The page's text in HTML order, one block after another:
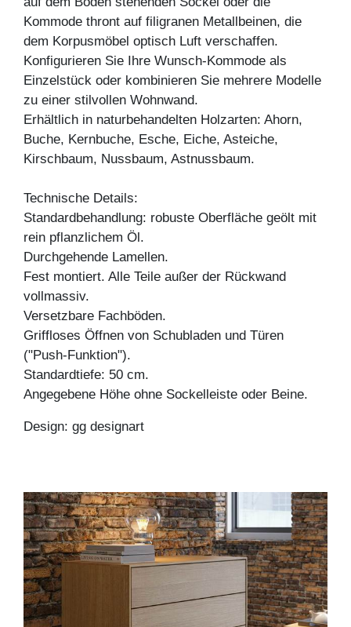
Kommode thront auf filigranen Metallbeinen, die
dem Korpusmöbel optisch Luft verschaffen.
Konfigurieren Sie Ihre Wunsch-Kommode als
Einzelstück oder kombinieren Sie mehrere Modelle
zu einer stilvollen Wohnwand.
Erhältlich in naturbehandelten Holzarten: Ahorn,
Buche, Kernbuche, Esche, Eiche, Asteiche,
Kirschbaum, Nussbaum, Astnussbaum.
Technische Details:
Standardbehandlung: robuste Oberfläche geölt mit
rein pflanzlichem Öl.
Durchgehende Lamellen.
Fest montiert. Alle Teile außer der Rückwand
vollmassiv.
Versetzbare Fachböden.
Griffloses Öffnen von Schubladen und Türen
("Push-Funktion").
Standardtiefe: 50 cm.
Angegebene Höhe ohne Sockelleiste oder Beine.
Design: gg designart